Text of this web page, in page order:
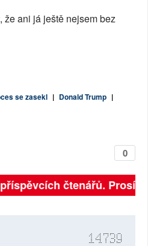
že ani já ještě nejsem bez
se zasekl | Donald Trump |
0
čtenářů.
14739